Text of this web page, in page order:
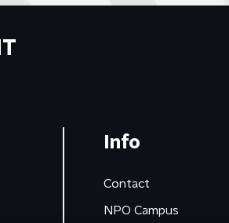
Info
Contact
NPO Campus